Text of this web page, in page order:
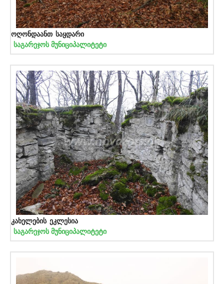
ოღონდაანთ საყდარი
საგარეჯოს მუნიციპალიტეტი
კახელების ეკლესია
საგარეჯოს მუნიციპალიტეტი